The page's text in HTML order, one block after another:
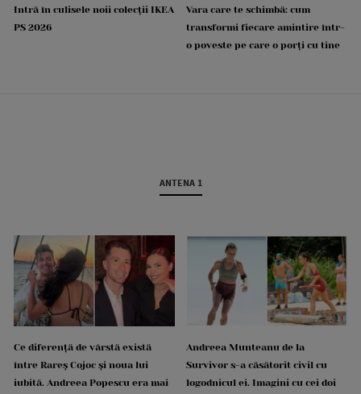
Intră în culisele noii colecții IKEA
PS 2026
Vara care te schimbă: cum
transformi fiecare amintire într-
o poveste pe care o porți cu tine
ANTENA 1
Ce diferență de vârstă există
între Rareș Cojoc și noua lui
iubită. Andreea Popescu era mai
Andreea Munteanu de la
Survivor s-a căsătorit civil cu
logodnicul ei. Imagini cu cei doi